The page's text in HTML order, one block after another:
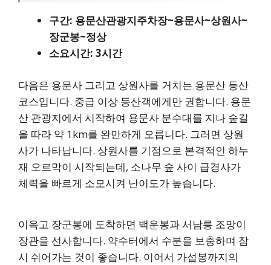
구간: 용문산관광지주차장~용문사~상원사~
장군봉~정상
소요시간: 3시간
다음은 용문사 그리고 상원사를 거치는 용문산 등산
코스입니다. 중급 이상 등산객에게만 권합니다. 용문
산 관광지에서 시작하여 용문사 분수대를 지나 숲길
을 따라 약 1km를 완만하게 오릅니다. 그러면 상원
사가 나타납니다. 상원사를 기점으로 본격적인 하누
재 오르막이 시작되는데, 소나무 숲 사이 급경사가
체력을 빠르게 소모시켜 난이도가 높습니다.
이윽고 장군봉에 도착하면 백운봉과 서남릉 조망이
장관을 선사합니다. 약수터에서 수분을 보충하며 잠
시 쉬어가는 것이 좋습니다. 이어서 가섭봉까지의